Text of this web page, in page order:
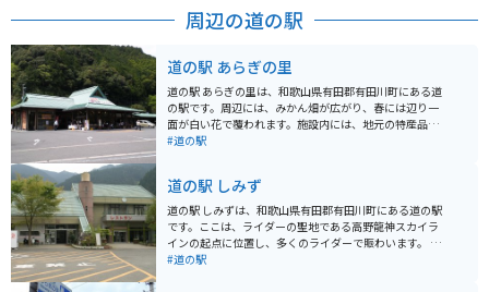
周辺の道の駅
道の駅 あらぎの里
道の駅 あらぎの里は、和歌山県有田郡有田川町にある道
の駅です。周辺には、みかん畑が広がり、春には辺り一
面が白い花で覆われます。施設内には、地元の特産品を
販売する農産物直売所や、地元食材を使った料理が楽し
の里は、周辺の観光スポットへのアクセスも良好です。
車で約10分の場所には、国の重要文化財に指定されてい
る旧吉備町の町並みが残る、歴史的な観光スポット「旧
吉備街道」があります。また、車で約15分の場所には、
約300本のソメイヨシノが咲き誇る「あらぎ島」があ
#道の駅
道の駅 しみず
道の駅 しみずは、和歌山県有田郡有田川町にある道の駅
です。ここは、ライダーの聖地である高野龍神スカイラ
インの起点に位置し、多くのライダーで賑わいます。 道
の駅 しみずには、地元産の新鮮な野菜や果物が販売され
#道の駅